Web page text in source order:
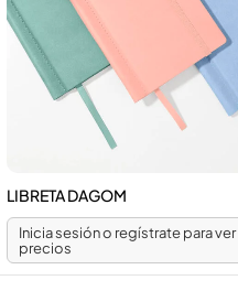
LIBRETA DAGOM
Inicia sesión o regístrate para ver
precios